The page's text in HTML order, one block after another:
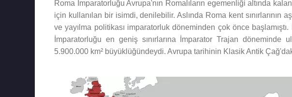
Roma İmparatorluğu Avrupa'nın Romalıların egemenliği altında kalan
için kullanılan bir isimdi, denilebilir. Aslında Roma kent sınırlarının
ve yayılma politikası imparatorluk döneminden çok önce başlamıştı.
İmparatorluğu en geniş sınırlarına İmparator Trajan döneminde
5.900.000 km² büyüklüğündeydi. Avrupa tarihinin Klasik Antik